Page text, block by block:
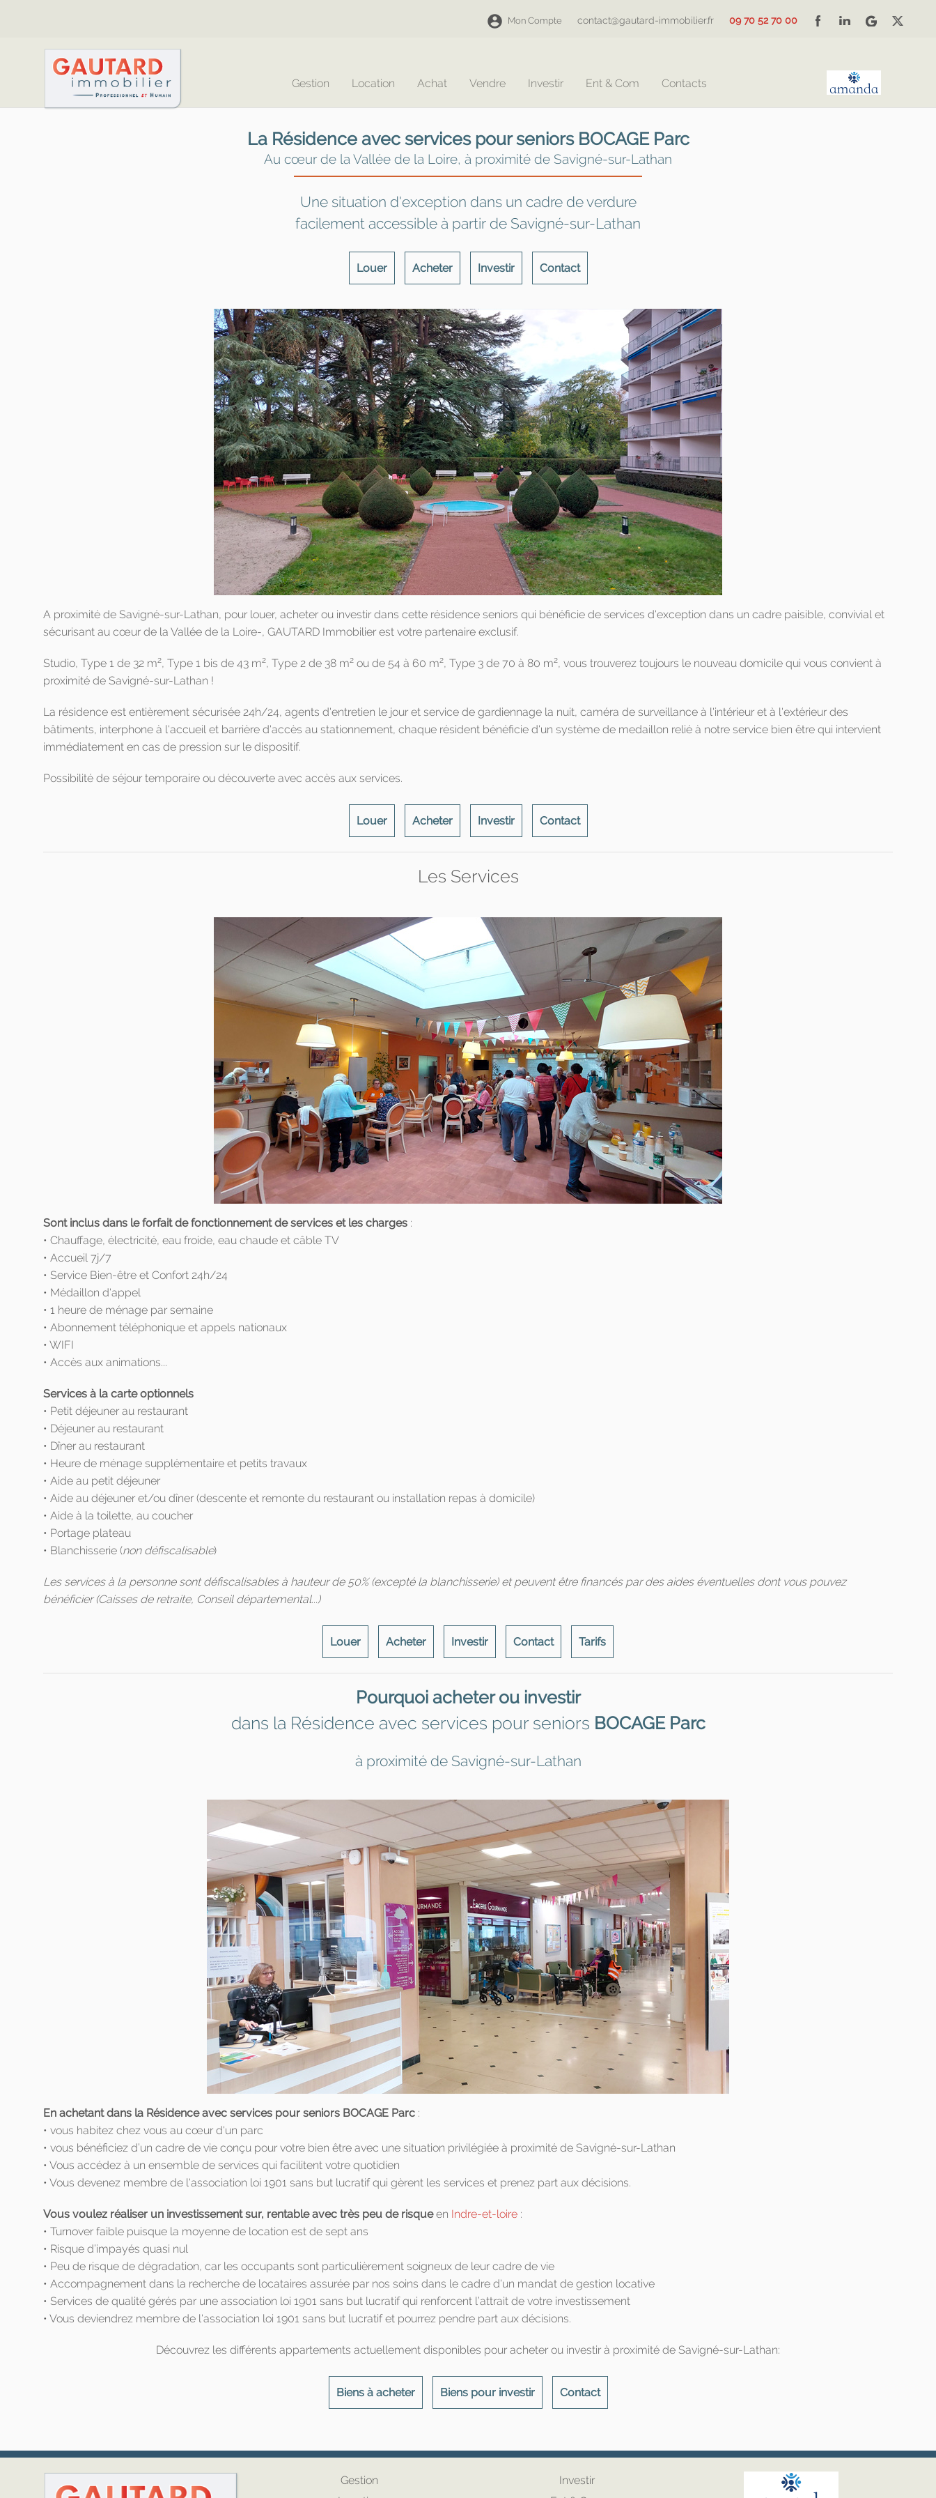
Mon Compte contact@gautard-immobilier.fr 09 70 52 70 00
Gestion Location Achat Vendre Investir Ent & Com Contacts
La Résidence avec services pour seniors BOCAGE Parc
Au cœur de la Vallée de la Loire, à proximité de Savigné-sur-Lathan
Une situation d'exception dans un cadre de verdure
facilement accessible à partir de Savigné-sur-Lathan
Louer Acheter Investir Contact
A proximité de Savigné-sur-Lathan, pour louer, acheter ou investir dans cette résidence seniors qui bénéficie de services d'exception dans un cadre paisible, convivial et
sécurisant au cœur de la Vallée de la Loire-, GAUTARD Immobilier est votre partenaire exclusif.
Studio, Type 1 de 32 m2, Type 1 bis de 43 m2, Type 2 de 38 m2 ou de 54 à 60 m2, Type 3 de 70 à 80 m2, vous trouverez toujours le nouveau domicile qui vous convient à
proximité de Savigné-sur-Lathan !
La résidence est entièrement sécurisée 24h/24, agents d'entretien le jour et service de gardiennage la nuit, caméra de surveillance à l'intérieur et à l'extérieur des
bâtiments, interphone à l'accueil et barrière d'accès au stationnement, chaque résident bénéficie d'un système de medaillon relié à notre service bien être qui intervient
immédiatement en cas de pression sur le dispositif.
Possibilité de séjour temporaire ou découverte avec accès aux services.
Louer Acheter Investir Contact
Les Services
Sont inclus dans le forfait de fonctionnement de services et les charges :
• Chauffage, électricité, eau froide, eau chaude et câble TV
• Accueil 7j/7
• Service Bien-être et Confort 24h/24
• Médaillon d'appel
• 1 heure de ménage par semaine
• Abonnement téléphonique et appels nationaux
• WIFI
• Accès aux animations...
Services à la carte optionnels
• Petit déjeuner au restaurant
• Déjeuner au restaurant
• Dîner au restaurant
• Heure de ménage supplémentaire et petits travaux
• Aide au petit déjeuner
• Aide au déjeuner et/ou dîner (descente et remonte du restaurant ou installation repas à domicile)
• Aide à la toilette, au coucher
• Portage plateau
• Blanchisserie (non défiscalisable)
Les services à la personne sont défiscalisables à hauteur de 50% (excepté la blanchisserie) et peuvent être financés par des aides éventuelles dont vous pouvez
bénéficier (Caisses de retraite, Conseil départemental...)
Louer Acheter Investir Contact Tarifs
Pourquoi acheter ou investir
dans la Résidence avec services pour seniors BOCAGE Parc
à proximité de Savigné-sur-Lathan
En achetant dans la Résidence avec services pour seniors BOCAGE Parc :
• vous habitez chez vous au cœur d'un parc
• vous bénéficiez d’un cadre de vie conçu pour votre bien être avec une situation privilégiée à proximité de Savigné-sur-Lathan
• Vous accédez à un ensemble de services qui facilitent votre quotidien
• Vous devenez membre de l'association loi 1901 sans but lucratif qui gèrent les services et prenez part aux décisions.
Vous voulez réaliser un investissement sur, rentable avec très peu de risqueen Indre-et-loire :
• Turnover faible puisque la moyenne de location est de sept ans
• Risque d’impayés quasi nul
• Peu de risque de dégradation, car les occupants sont particulièrement soigneux de leur cadre de vie
• Accompagnement dans la recherche de locataires assurée par nos soins dans le cadre d'un mandat de gestion locative
• Services de qualité gérés par une association loi 1901 sans but lucratif qui renforcent l’attrait de votre investissement
• Vous deviendrez membre de l'association loi 1901 sans but lucratif et pourrez pendre part aux décisions.
Découvrez les différents appartements actuellement disponibles pour acheter ou investir à proximité de Savigné-sur-Lathan:
Biens à acheter Biens pour investir Contact
Gestion
Investir